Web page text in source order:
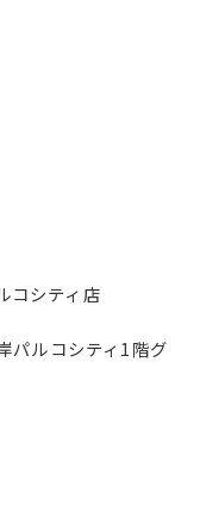
コシティ店
ルコシティ1階グ